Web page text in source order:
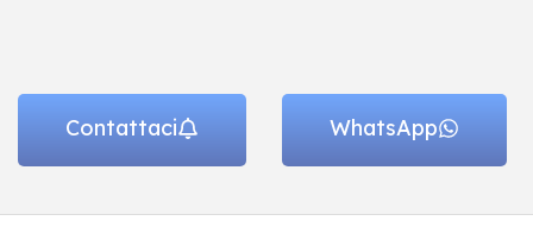
Contattaci WhatsApp